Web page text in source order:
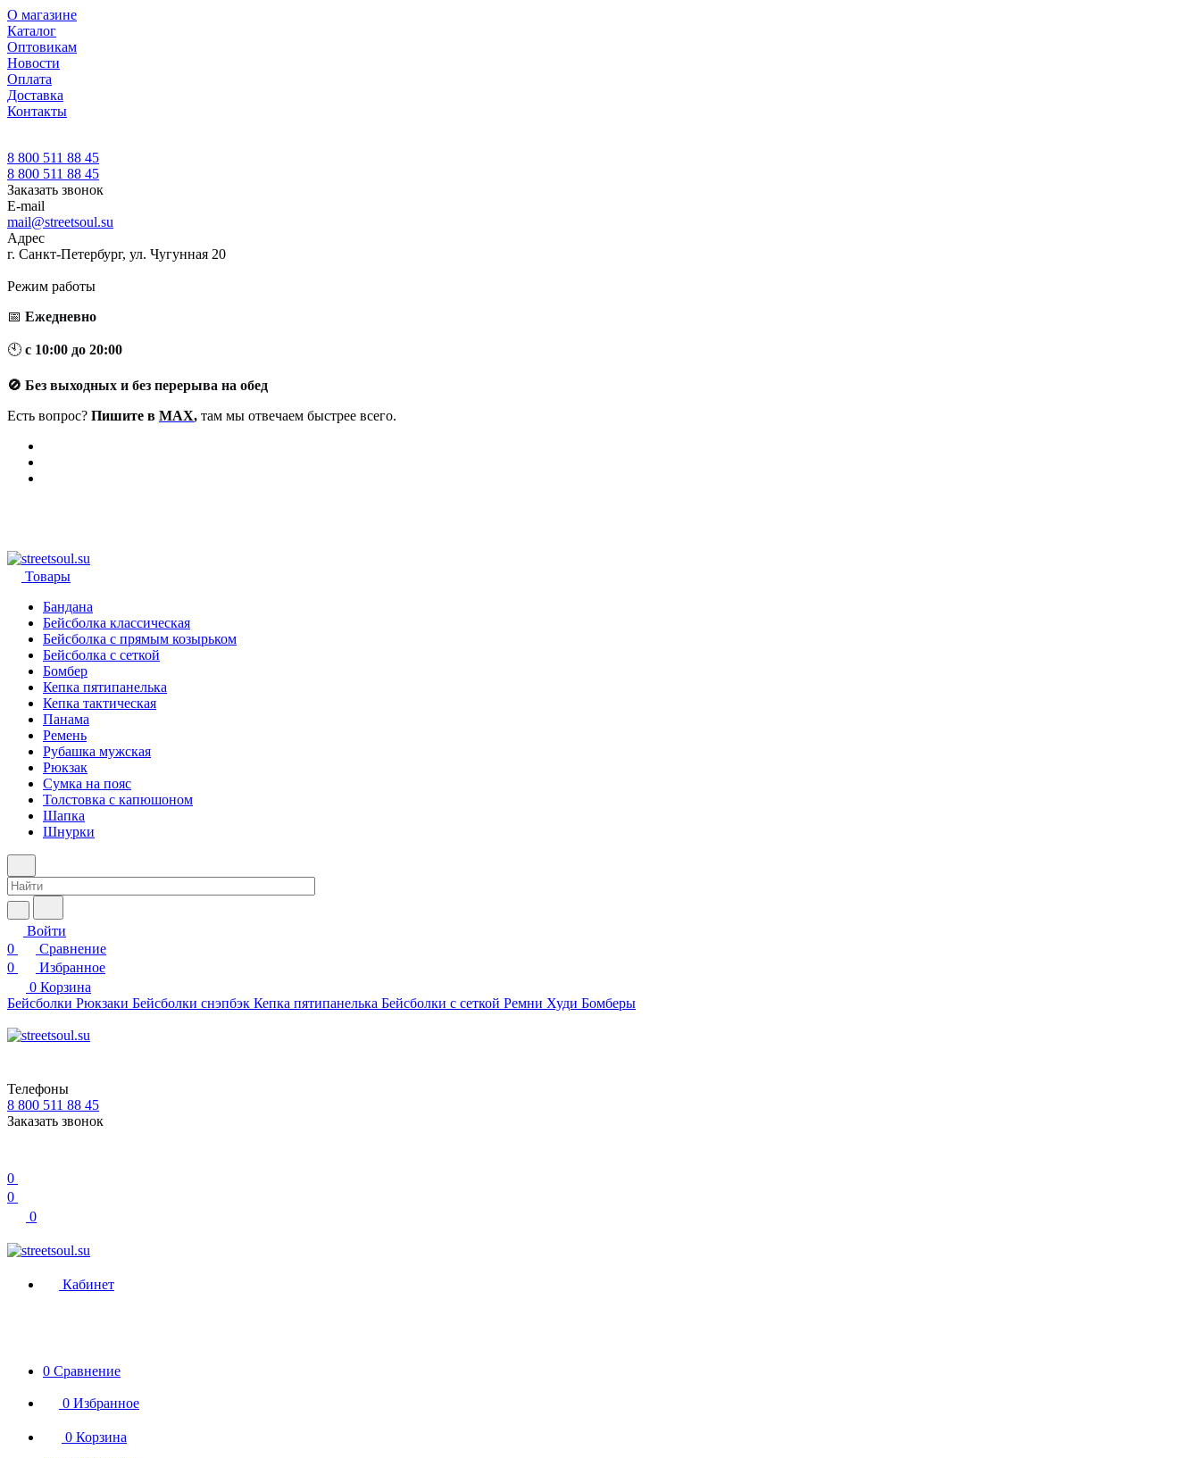
О магазине
Каталог
Оптовикам
Новости
Оплата
Доставка
Контакты
8 800 511 88 45
8 800 511 88 45
Заказать звонок
E-mail
mail@streetsoul.su
Адрес
г. Санкт-Петербург, ул. Чугунная 20
Режим работы
📅 Ежедневно
🕙 с 10:00 до 20:00
🚫 Без выходных и без перерыва на обед
Есть вопрос? Пишите в MAX, там мы отвечаем быстрее всего.
Товары
Бандана
Бейсболка классическая
Бейсболка с прямым козырьком
Бейсболка с сеткой
Бомбер
Кепка пятипанелька
Кепка тактическая
Панама
Ремень
Рубашка мужская
Рюкзак
Сумка на пояс
Толстовка с капюшоном
Шапка
Шнурки
Войти
0
Сравнение
0
Избранное
0 Корзина
Бейсболки Рюкзаки Бейсболки снэпбэк Кепка пятипанелька Бейсболки с сеткой Ремни Худи Бомберы
Телефоны
8 800 511 88 45
Заказать звонок
0
0
0
Кабинет
0 Сравнение
0 Избранное
0 Корзина